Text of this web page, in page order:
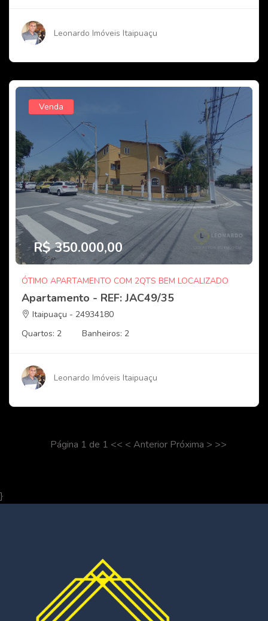
Leonardo Imóveis Itaipuaçu
Venda
R$ 350.000,00
ÓTIMO APARTAMENTO COM 2QTS BEM LOCALIZADO
Apartamento - REF: JAC49/35
Itaipuaçu - 24934180
Quartos: 2
Banheiros: 2
Leonardo Imóveis Itaipuaçu
Página 1 de 1 << < Anterior Próxima > >>
}